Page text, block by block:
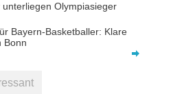
unterliegen Olympiasieger
Bayern-Basketballer: Klare
Bonn